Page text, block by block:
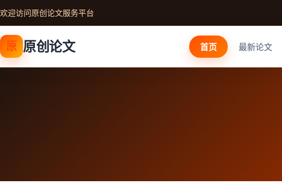
欢迎访问原创论文服务平台
原 原创论文 首页 最新论文